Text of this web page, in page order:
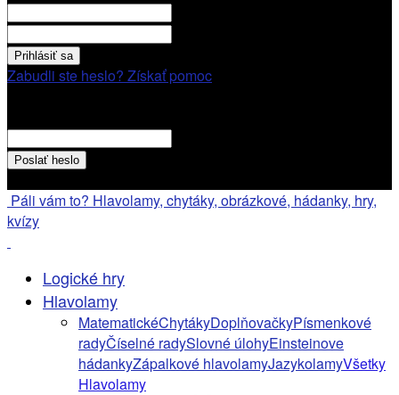
Zabudli ste heslo? Získať pomoc
Páli vám to? Hlavolamy, chytáky, obrázkové, hádanky, hry,
kvízy
Logické hry
Hlavolamy
MatematickéChytákyDoplňovačkyPísmenkové
radyČíselné radySlovné úlohyEinsteinove
hádankyZápalkové hlavolamyJazykolamyVšetky
Hlavolamy